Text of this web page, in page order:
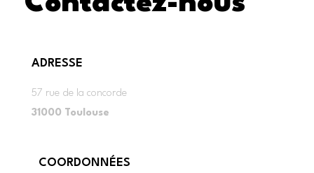
ADRESSE
57 rue de la concorde
31000 Toulouse
COORDONNÉES